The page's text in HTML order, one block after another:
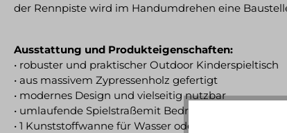
der Rennpiste wird im Handumdrehen eine
Ausstattung und Produkteigenschaften:
• robuster und praktischer Outdoor Kinderspieltisch
• aus massivem Zypressenholz gefertigt
• modernes Design und vielseitig nutzbar
• umlaufende Spielstraßemit Bedruckung z.B.
• 1 Kunststoffwanne für Wasser oder Sand